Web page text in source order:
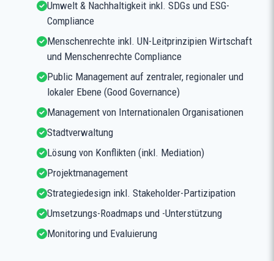
Umwelt & Nachhaltigkeit inkl. SDGs und ESG-
Compliance
Menschenrechte inkl. UN-Leitprinzipien Wirtschaft
und Menschenrechte Compliance
Public Management auf zentraler, regionaler und
lokaler Ebene (Good Governance)
Management von Internationalen Organisationen
Stadtverwaltung
Lösung von Konflikten (inkl. Mediation)
Projektmanagement
Strategiedesign inkl. Stakeholder-Partizipation
Umsetzungs-Roadmaps und -Unterstützung
Monitoring und Evaluierung